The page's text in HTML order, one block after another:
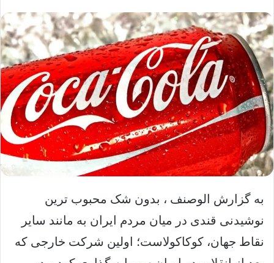
به گزارش الوصنف ، بدون شک محبوب ترین
نوشیدنی قندی در میان مردم ایران به مانند سایر
نقاط جهان، کوکاکولاست؛ اولین شرکت خارجی که